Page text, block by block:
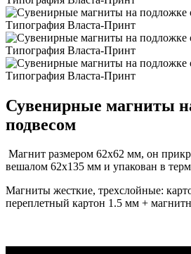
Сувенирные магниты
подвесом
Магнит размером 62х62 мм, он
вешалом 62х135 мм и упакован в
Магниты жесткие, трехслойные:
переплетный картон 1.5 мм +